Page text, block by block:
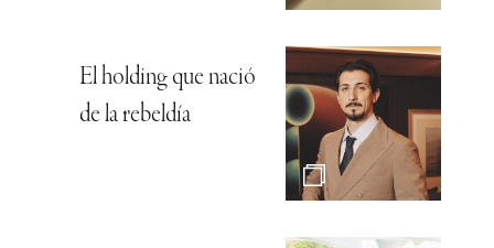
El holding que nació
de la rebeldía